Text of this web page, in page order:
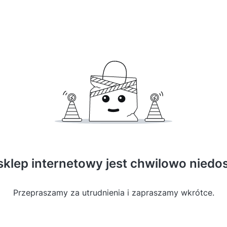
internetowy jest chwilowo
Przepraszamy za utrudnienia i zapraszamy wkrótce.